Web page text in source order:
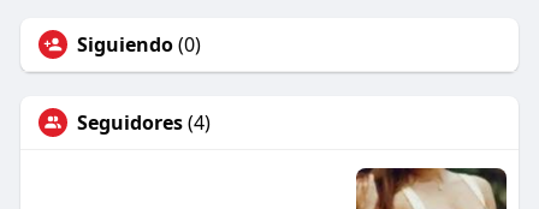
Siguiendo(0)
Seguidores(4)